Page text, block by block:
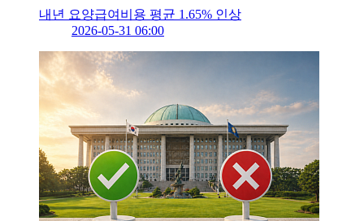
내년 요양급여비용 평균 1.65% 인상
2026-05-31 06:00